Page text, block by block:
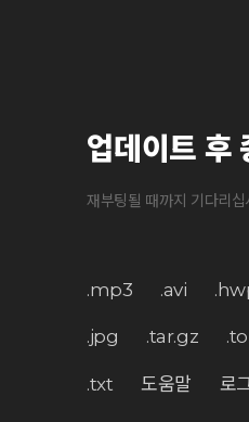
업데이트 후
재부팅될 때까지 기다리십
.mp3 .avi
.jpg .tar.gz
.txt 도움말 로